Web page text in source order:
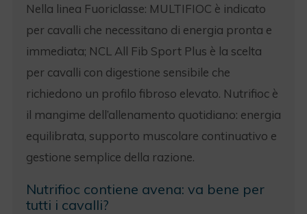
Nella linea Fuoriclasse: MULTIFIOC è indicato
per cavalli che necessitano di energia pronta e
immediata; NCL All Fib Sport Plus è la scelta
per cavalli con digestione sensibile che
richiedono un profilo fibroso elevato. Nutrifioc è
il mangime dell’allenamento quotidiano: energia
equilibrata, supporto muscolare continuativo e
gestione semplice della razione.
Nutrifioc contiene avena: va bene per
tutti i cavalli?